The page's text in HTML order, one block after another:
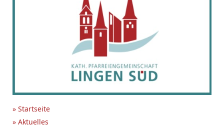
» Startseite
» Aktuelles